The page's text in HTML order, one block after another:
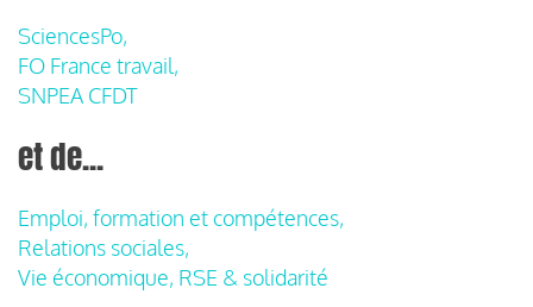
SciencesPo,
FO France travail,
SNPEA CFDT
et de...
Emploi, formation et compétences,
Relations sociales,
Vie économique, RSE & solidarité